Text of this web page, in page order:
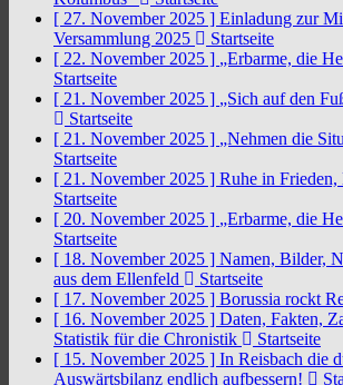
[ 27. November 2025 ] Einladung zur
Versammlung 2025
Startseite
[ 22. November 2025 ] „Erbarme, die
Startseite
[ 21. November 2025 ] „Sich auf den
Startseite
[ 21. November 2025 ] „Nehmen die
Startseite
[ 21. November 2025 ] Ruhe in
Startseite
[ 20. November 2025 ] „Erbarme, die
Startseite
[ 18. November 2025 ] Namen, Bilder,
aus dem Ellenfeld
Startseite
[ 17. November 2025 ] Borussia rockt
[ 16. November 2025 ] Daten, Fakten,
Statistik für die Chronistik
Startseite
[ 15. November 2025 ] In Reisbach die
Auswärtsbilanz endlich aufbessern!